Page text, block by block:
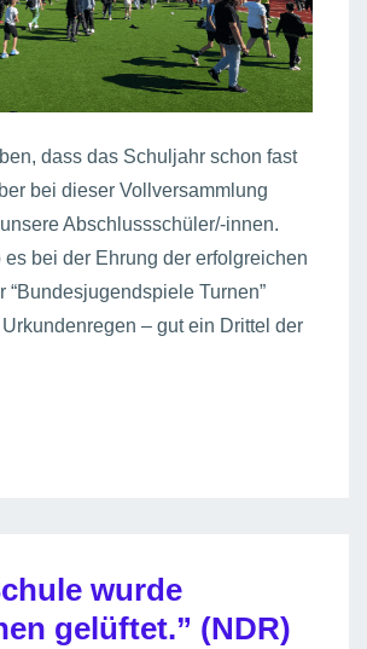
dass das Schuljahr schon fast
bei dieser Vollversammlung
Abschlussschüler/-innen.
es bei der Ehrung der erfolgreichen
“Bundesjugendspiele Turnen”
– gut ein Drittel der
wurde
gelüftet.” (NDR)